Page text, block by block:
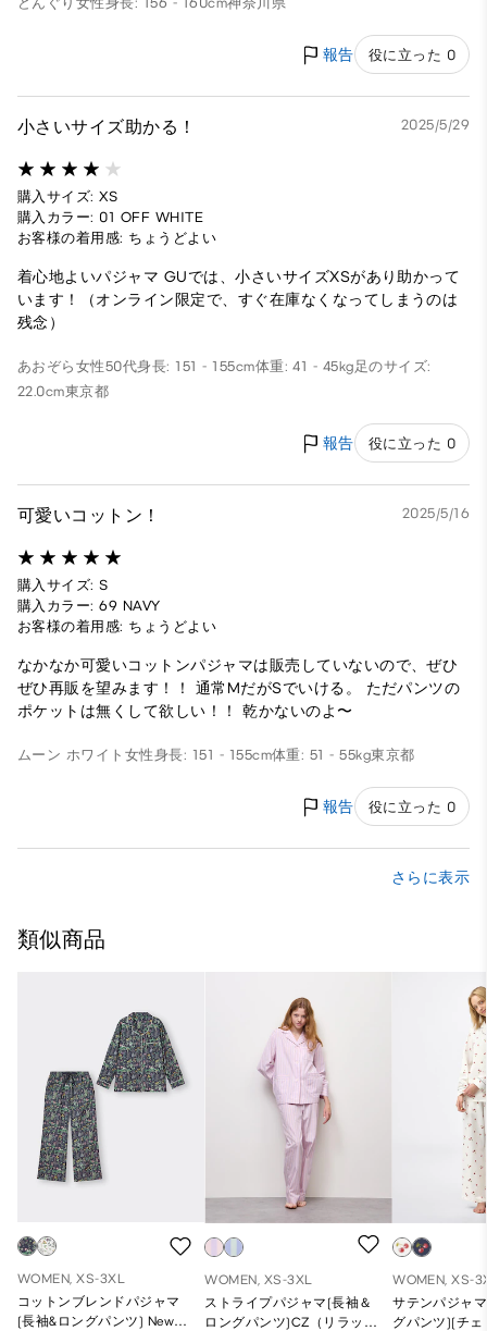
報告 役に立った 0
小さいサイズ助かる！ 2025/5/29
購入サイズ: XS
購入カラー: 01 OFF WHITE
お客様の着用感: ちょうどよい
着心地よいパジャマ GUでは、小さいサイズXSがあり助かって
います！（オンライン限定で、すぐ在庫なくなってしまうのは
残念）
あおぞら 女性50代身長: 151 - 155cm体重: 41 - 45kg足のサイズ:
22.0cm東京都
報告 役に立った 0
可愛いコットン！ 2025/5/16
購入サイズ: S
購入カラー: 69 NAVY
お客様の着用感: ちょうどよい
なかなか可愛いコットンパジャマは販売していないので、ぜひ
ぜひ再販を望みます！！ 通常MだがSでいける。 ただパンツの
ポケットは無くして欲しい！！ 乾かないのよ〜
ムーン ホワイト 女性身長: 151 - 155cm体重: 51 - 55kg東京都
報告 役に立った 0
さらに表示
類似商品
WOMEN, XS-3XL
コットンブレンドパジャマ
(長袖&ロングパンツ) New
WOMEN, XS-3XL
ストライプパジャマ(長袖＆
ロングパンツ)CZ（リラック
WOMEN, XS-
サテンパジャ
グパンツ)(チェ